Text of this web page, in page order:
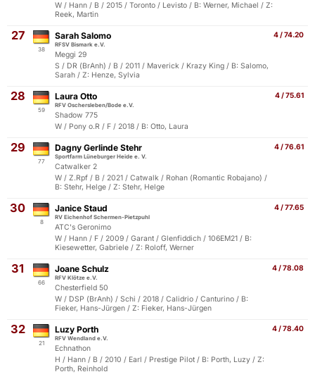
W / Hann / B / 2015 / Toronto / Levisto / B: Werner, Michael / Z:
Reek, Martin
27
38
4 / 74.20
Sarah Salomo
RFSV Bismark e.V.
Meggi 29
S / DR (BrAnh) / B / 2011 / Maverick / Krazy King / B: Salomo,
Sarah / Z: Henze, Sylvia
28
59
4 / 75.61
Laura Otto
RFV Oschersleben/Bode e.V.
Shadow 775
W / Pony o.R / F / 2018 / B: Otto, Laura
29
77
4 / 76.61
Dagny Gerlinde Stehr
Sportfarm Lüneburger Heide e. V.
Catwalker 2
W / Z.Rpf / B / 2021 / Catwalk / Rohan (Romantic Robajano) /
B: Stehr, Helge / Z: Stehr, Helge
30
8
4 / 77.65
Janice Staud
RV Eichenhof Schermen-Pietzpuhl
ATC's Geronimo
W / Hann / F / 2009 / Garant / Glenfiddich / 106EM21 / B:
Kiesewetter, Gabriele / Z: Roloff, Werner
31
66
4 / 78.08
Joane Schulz
RFV Klötze e.V.
Chesterfield 50
W / DSP (BrAnh) / Schi / 2018 / Calidrio / Canturino / B:
Fieker, Hans-Jürgen / Z: Fieker, Hans-Jürgen
32
21
4 / 78.40
Luzy Porth
RFV Wendland e.V.
Echnathon
H / Hann / B / 2010 / Earl / Prestige Pilot / B: Porth, Luzy / Z:
Porth, Reinhold